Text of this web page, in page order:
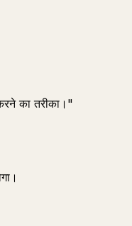
का तरीका।"